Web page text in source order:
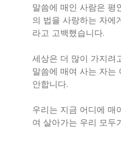
말씀에 매인 사람은 평
의 법을 사랑하는 자에
라고 고백했습니다.
세상은 더 많이 가지려
말씀에 매여 사는 자는
안합니다.
우리는 지금 어디에 매
여 살아가는 우리 모두